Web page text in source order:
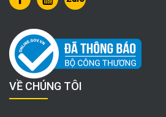
VỀ CHÚNG TÔI